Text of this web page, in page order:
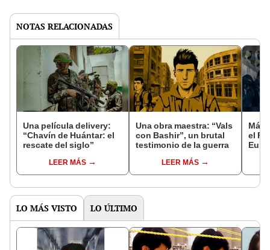
NOTAS RELACIONADAS
Una película delivery:
“Chavín de Huántar: el
rescate del siglo”
LEER MÁS
Una obra maestra: “Vals
con Bashir”, un brutal
testimonio de la guerra
LEER MÁS
Más
el
LO MÁS VISTO LO ÚLTIMO